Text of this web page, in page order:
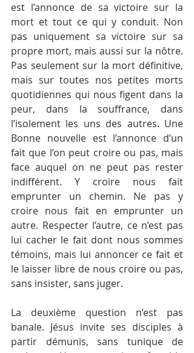
est l’annonce de sa victoire sur la
mort et tout ce qui y conduit. Non
pas uniquement sa victoire sur sa
propre mort, mais aussi sur la nôtre.
Pas seulement sur la mort définitive,
mais sur toutes nos petites morts
quotidiennes qui nous figent dans la
peur, dans la souffrance, dans
l’isolement les uns des autres. Une
Bonne nouvelle est l’annonce d’un
fait que l’on peut croire ou pas, mais
face auquel on ne peut pas rester
indifférent. Y croire nous fait
emprunter un chemin. Ne pas y
croire nous fait en emprunter un
autre. Respecter l’autre, ce n’est pas
lui cacher le fait dont nous sommes
témoins, mais lui annoncer ce fait et
le laisser libre de nous croire ou pas,
sans insister, sans juger.
La deuxième question n’est pas
banale. Jésus invite ses disciples à
partir démunis, sans tunique de